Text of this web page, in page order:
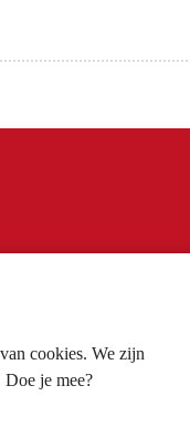
cookies. We zijn
je mee?